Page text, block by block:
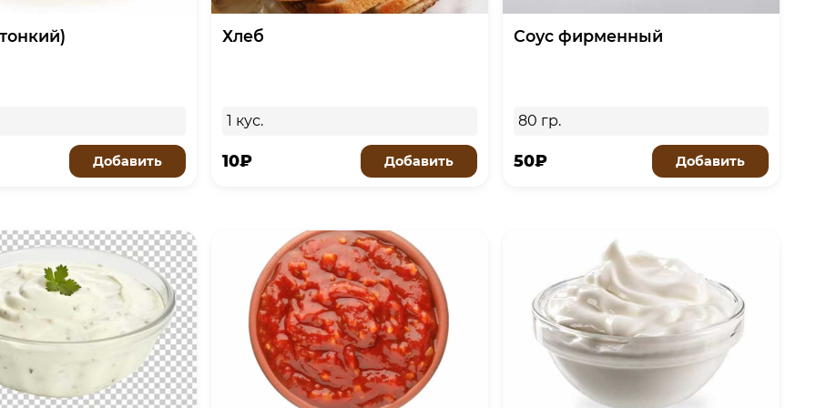
Добавить
Хлеб
1 кус.
10₽ Добавить
Соус фирменный
80 гр.
50₽ Добавить